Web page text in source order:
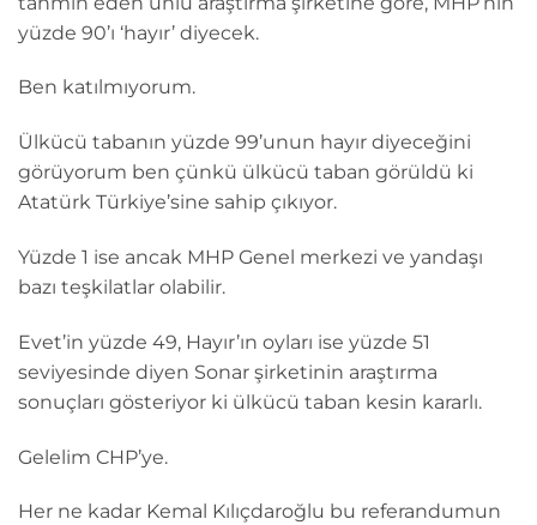
yüzde 90’ı ‘hayır’ diyecek.
Ben katılmıyorum.
Ülkücü tabanın yüzde 99’unun hayır diyeceğini
görüyorum ben çünkü ülkücü taban görüldü ki
Atatürk Türkiye’sine sahip çıkıyor.
Yüzde 1 ise ancak MHP Genel merkezi ve yandaşı
bazı teşkilatlar olabilir.
Evet’in yüzde 49, Hayır’ın oyları ise yüzde 51
seviyesinde diyen Sonar şirketinin araştırma
sonuçları gösteriyor ki ülkücü taban kesin kararlı.
Gelelim CHP’ye.
Her ne kadar Kemal Kılıçdaroğlu bu referandumun